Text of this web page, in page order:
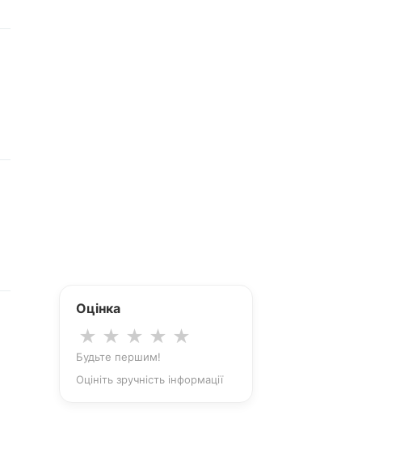
Оцінка
★ ★ ★ ★ ★
Будьте першим!
Оцініть зручність інформації